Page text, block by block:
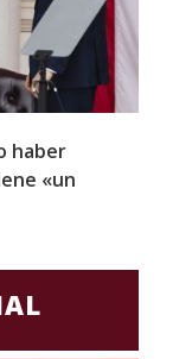
haber
«un